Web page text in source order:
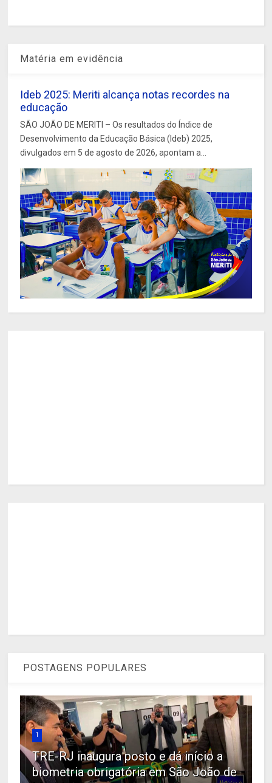
Matéria em evidência
Ideb 2025: Meriti alcança notas recordes na
educação
SÃO JOÃO DE MERITI – Os resultados do Índice de
Desenvolvimento da Educação Básica (Ideb) 2025,
divulgados em 5 de agosto de 2026, apontam a...
POSTAGENS POPULARES
1
TRE-RJ inaugura posto e dá início a
biometria obrigatória em São João de